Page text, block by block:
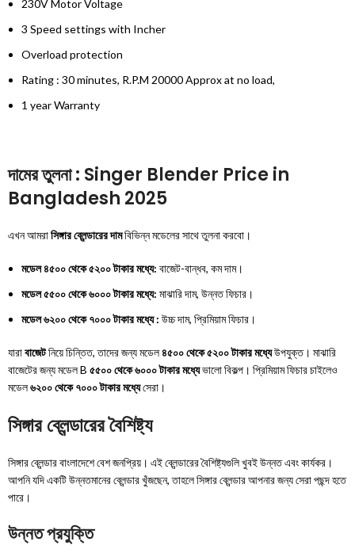
230V Motor Voltage
3 Speed settings with Incher
Overload protection
Rating : 30 minutes, R.P.M 20000 Approx at no load,
1 year Warranty
দামের তুলনা : Singer Blender Price in
Bangladesh 2025
এখন আমরাসিঙ্গার ব্লেন্ডারের দামবিভিন্ন মডেলের সাথে তুলনা করবো।
মডেল ৪৫০০ থেকে ৫২০০ টাকার মধ্যে: বাজেট-বান্ধব, কম দাম।
মডেল ৫৫০০ থেকে ৬০০০ টাকার মধ্যে: মাঝারি দাম, উন্নত ফিচার।
মডেল ৬২০০ থেকে ৭০০০ টাকার মধ্যে : উচ্চ দাম, প্রিমিয়াম ফিচার।
যারাবাজেটনিয়ে চিন্তিত, তাদের জন্য মডেল৪৫০০ থেকে ৫২০০ টাকার মধ্যেউপযুক্ত। মাঝারি
বাজেটের জন্য মডেল B৫৫০০ থেকে ৬০০০ টাকার মধ্যেভালো বিকল্প। প্রিমিয়াম ফিচার চাইলেও
মডেল৬২০০ থেকে ৭০০০ টাকার মধ্যেসেরা।
সিঙ্গার ব্লেন্ডারের বৈশিষ্ট্য
সিঙ্গার ব্লেন্ডার বাংলাদেশে বেশ জনপ্রিয়। এই ব্লেন্ডারের বৈশিষ্ট্যগুলি খুবই উন্নত এবং কার্যকর।
আপনি যদি একটি উন্নতমানের ব্লেন্ডার খুঁজছেন, তাহলে সিঙ্গার ব্লেন্ডার আপনার জন্য সেরা পছন্দ হতে
পারে।
উন্নত প্রযুক্তি